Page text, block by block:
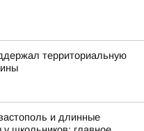
территориальную
и длинные